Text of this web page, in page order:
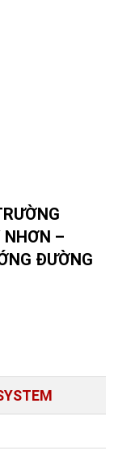
NHƠN –
ĐƯỜNG